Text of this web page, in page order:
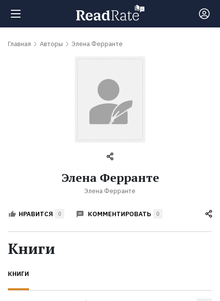
Поиск
обсуждаемые
Авторы
Жанры
Экранизации
Главная Авторы Элена Ферранте
Элена Ферранте
Элена Ферранте
НРАВИТСЯ 0 КОММЕНТИРОВАТЬ 0
Книги
КНИГИ